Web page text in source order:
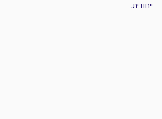
ייחודית.